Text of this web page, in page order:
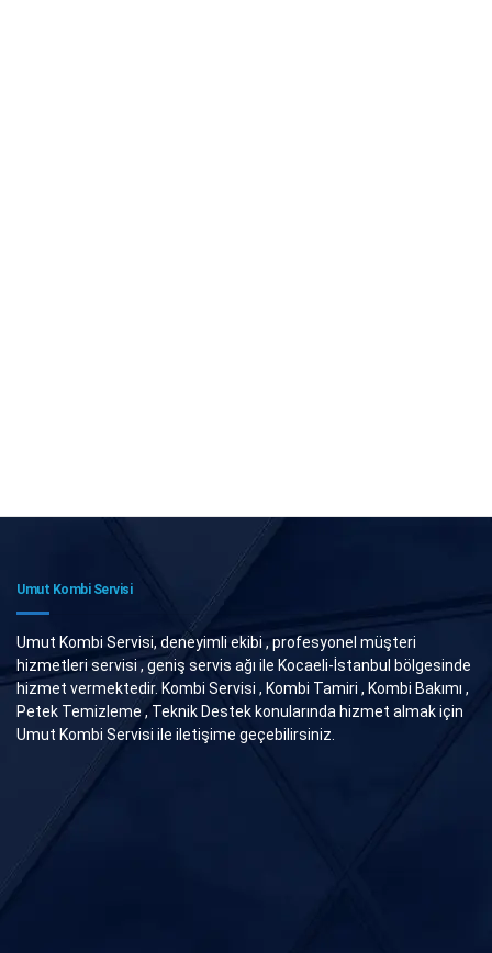
Umut Kombi Servisi
Umut Kombi Servisi, deneyimli ekibi , profesyonel müşteri
hizmetleri servisi , geniş servis ağı ile Kocaeli-İstanbul bölgesinde
hizmet vermektedir. Kombi Servisi , Kombi Tamiri , Kombi Bakımı ,
Petek Temizleme , Teknik Destek konularında hizmet almak için
Umut Kombi Servisi ile iletişime geçebilirsiniz.